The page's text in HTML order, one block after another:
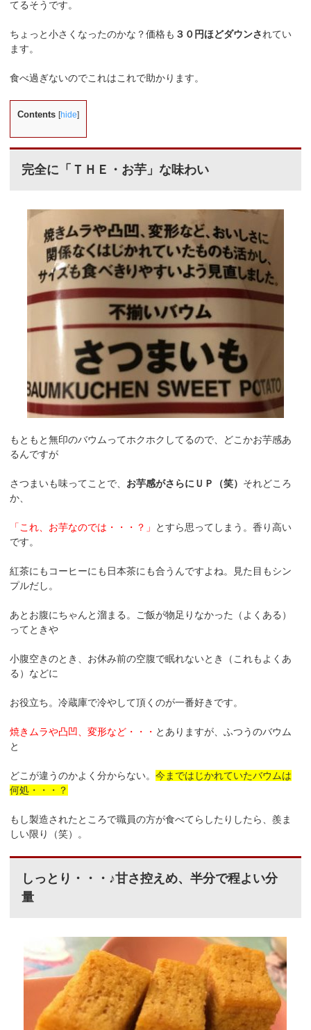
てるそうです。
ちょっと小さくなったのかな？価格も ３０円ほどダウンされてい
ます。
食べ過ぎないのでこれはこれで助かります。
Contents [hide]
完全に「ＴＨＥ・お芋」な味わい
もともと無印のバウムってホクホクしてるので、どこかお芋感あ
るんですが
さつまいも味ってことで、 お芋感がさらにＵＰ（笑） それどころ
か、
「これ、お芋なのでは・・・？」 とすら思ってしまう。香り高い
です。
紅茶にもコーヒーにも日本茶にも合うんですよね。見た目もシン
プルだし。
あとお腹にちゃんと溜まる。ご飯が物足りなかった（よくある）
ってときや
小腹空きのとき、お休み前の空腹で眠れないとき（これもよくあ
る）などに
お役立ち。冷蔵庫で冷やして頂くのが一番好きです。
焼きムラや凸凹、変形など・・・ とありますが、ふつうのバウム
と
どこが違うのかよく分からない。今まではじかれていたバウムは
何処・・・？
もし製造されたところで職員の方が食べてらしたりしたら、羨ま
しい限り（笑）。
しっとり・・・♪甘さ控えめ、半分で程よい分
量